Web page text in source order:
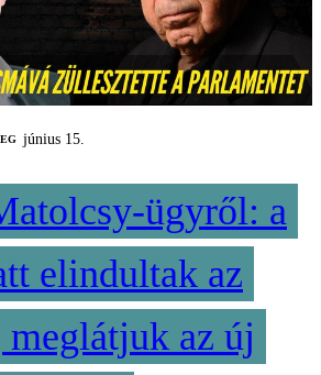
június 15.
ügyről: a
elindultak az
meglátjuk az új